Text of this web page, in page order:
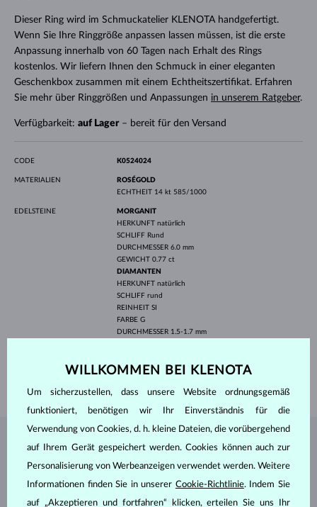
Dieser Ring wird im Schmuckatelier KLENOTA handgefertigt.
Wenn Sie Ihre Ringgröße anpassen lassen müssen, ist die erste
Anpassung innerhalb von 60 Tagen nach Erhalt des Rings
kostenlos. Wir liefern Ihnen den Schmuck in einer eleganten
Geschenkbox zusammen mit einem Echtheitszertifikat. Erfahren
Sie mehr über Ringgrößen und Anpassungen in unserem Ratgeber.
Verfügbarkeit: auf Lager– bereit für den Versand
CODE K0524024
MATERIALIEN
ROSÉGOLD
ECHTHEIT 14 kt 585/1000
EDELSTEINE
MORGANIT
HERKUNFT natürlich
SCHLIFF Rund
DURCHMESSER 6.0 mm
GEWICHT 0.77 ct
DIAMANTEN
HERKUNFT natürlich
SCHLIFF rund
REINHEIT SI
FARBE G
DURCHMESSER 1.5-1.7 mm
SCHMUCK AUS DEMKLENOTA ATELIER
WILLKOMMEN BEI KLENOTA
Um sicherzustellen, dass unsere Website ordnungsgemäß
funktioniert, benötigen wir Ihr Einverständnis für die
Verwendung von Cookies, d. h. kleine Dateien, die vorübergehend
auf Ihrem Gerät gespeichert werden. Cookies können auch zur
Personalisierung von Werbeanzeigen verwendet werden. Weitere
Informationen finden Sie in unserer Cookie-Richtlinie. Indem Sie
auf „Akzeptieren und fortfahren“ klicken, erteilen Sie uns Ihr